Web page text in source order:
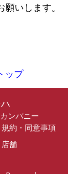
願いします。
ップ
ンパニー
規約・同意事項
店舗